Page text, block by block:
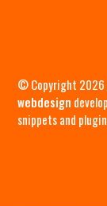
© Copyright 2026
webdesign
snippets and